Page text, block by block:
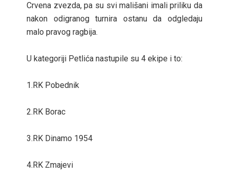
Crvena zvezda, pa su svi mališani imali priliku da
nakon odigranog turnira ostanu da odgledaju
malo pravog ragbija.
U kategoriji Petlića nastupile su 4 ekipe i to:
1.RK Pobednik
2.RK Borac
3.RK Dinamo 1954
4.RK Zmajevi